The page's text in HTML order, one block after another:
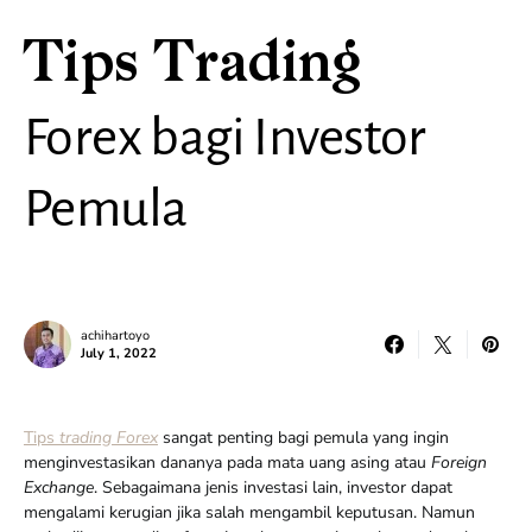
Tips Trading
Forex bagi Investor
Pemula
achihartoyo
July 1, 2022
Tips trading Forex sangat penting bagi pemula yang ingin
menginvestasikan dananya pada mata uang asing atau Foreign
Exchange. Sebagaimana jenis investasi lain, investor dapat
mengalami kerugian jika salah mengambil keputusan. Namun